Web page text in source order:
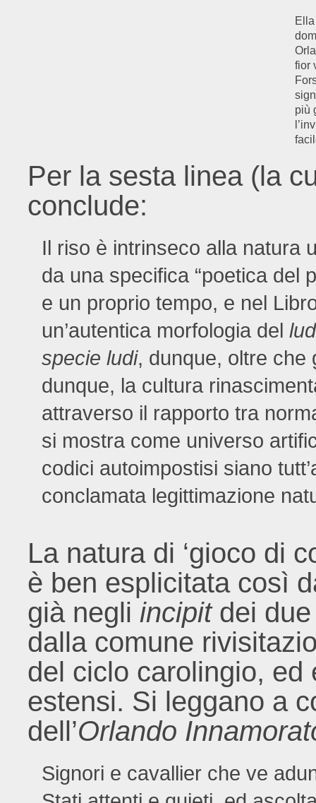
fior
più
Per la sesta linea (la
conclude:
Il riso è intrinseco alla natura
da una specifica “poetica del
e un proprio tempo, e nel
un’autentica morfologia del
specie ludi, dunque, oltre che
dunque, la cultura
attraverso il rapporto tra
si mostra come universo
codici autoimpostisi siano
conclamata legittimazione
La natura di ‘gioco di
è ben esplicitata così
già negli incipitdei due
dalla comune
del ciclo carolingio, ed
estensi. Si leggano a
dell’Orlando
Signori e cavallier che ve